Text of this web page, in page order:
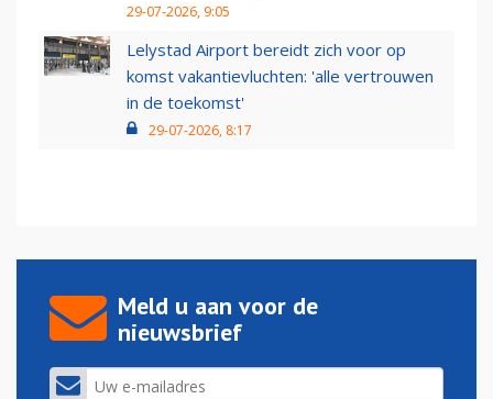
29-07-2026, 9:05
Lelystad Airport bereidt zich voor op
komst vakantievluchten: 'alle vertrouwen
in de toekomst'
29-07-2026, 8:17
Meld u aan voor de
nieuwsbrief